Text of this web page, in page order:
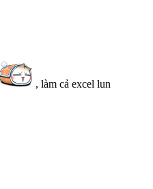
, làm cả excel lun